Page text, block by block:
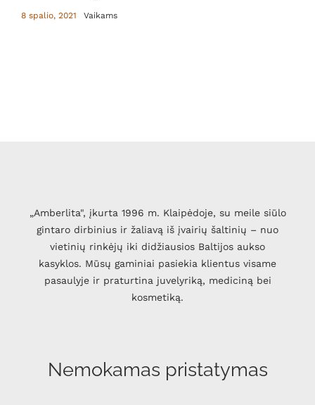
8 spalio, 2021 Vaikams
„Amberlita", įkurta 1996 m. Klaipėdoje, su meile siūlo
gintaro dirbinius ir žaliavą iš įvairių šaltinių – nuo
vietinių rinkėjų iki didžiausios Baltijos aukso
kasyklos. Mūsų gaminiai pasiekia klientus visame
pasaulyje ir praturtina juvelyriką, mediciną bei
kosmetiką.
Nemokamas pristatymas